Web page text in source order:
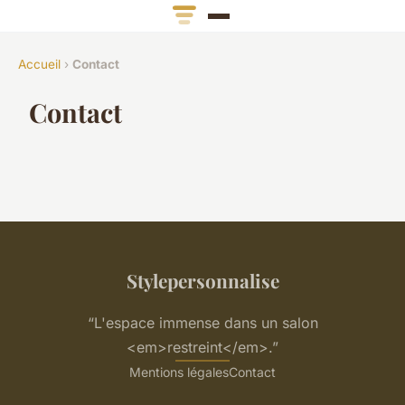
Accueil › Contact
Contact
Stylepersonnalise
“L'espace immense dans un salon
<em>restreint</em>.”
Mentions légalesContact